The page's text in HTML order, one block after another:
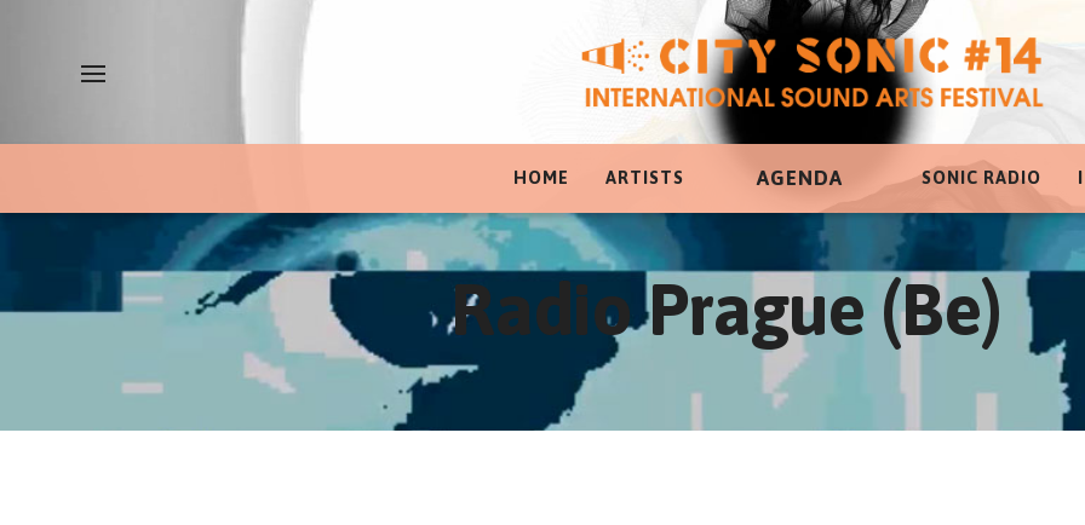
HOME ARTISTS AGENDA SONIC RADIO
Radio Prague (Be)